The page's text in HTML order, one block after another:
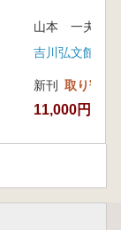
山本 一夫
吉川弘文館
新刊 取り寄せ
11,000円